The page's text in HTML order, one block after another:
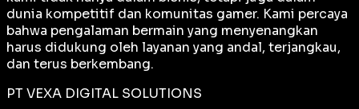
dunia kompetitif dan komunitas gamer. Kami percaya
bahwa pengalaman bermain yang menyenangkan
harus didukung oleh layanan yang andal, terjangkau,
dan terus berkembang.
PT VEXA DIGITAL SOLUTIONS